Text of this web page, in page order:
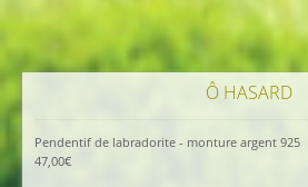
Ô HASARD
Pendentif de labradorite - monture argent 925
47,00€